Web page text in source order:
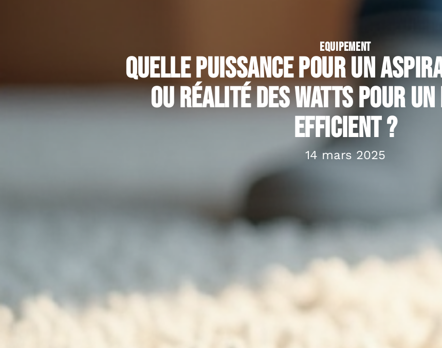
EQUIPEMENT
Quelle puissance pour un
ou réalité des watts pour un
efficient ?
14 mars 2025